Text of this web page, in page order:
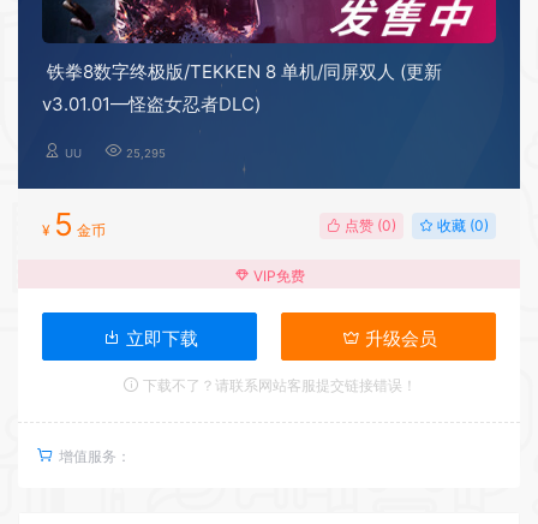
铁拳8数字终极版/TEKKEN 8 单机/同屏双人 (更新
v3.01.01—怪盗女忍者DLC)
UU 25,295
¥ 5 金币 点赞 (0) 收藏 (0)
VIP免费
立即下载 升级会员
下载不了？请联系网站客服提交链接错误！
增值服务：